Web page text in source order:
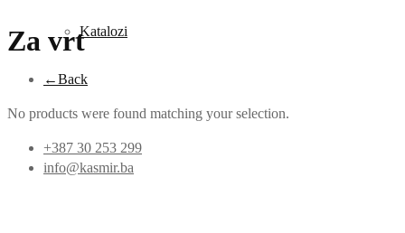
Katalozi
Za vrt
←Back
No products were found matching your selection.
+387 30 253 299
info@kasmir.ba